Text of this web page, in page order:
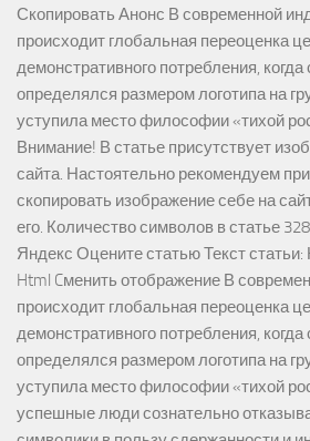
Скопировать Анонс В современной
происходит глобальная переоценка
демонстративного потребления,
определялся размером логотипа на
уступила место философии «тихой
Внимание! В статье присутствует
сайта. Настоятельно рекомендуем
скопировать изображение себе на
его. Количество символов в статье
Яндекс Оцените статью Текст статьи:
Html Cменить отображение В
происходит глобальная переоценка
демонстративного потребления,
определялся размером логотипа на
уступила место философии «тихой
успешные люди сознательно